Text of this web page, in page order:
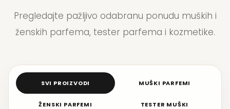
Pregledajte pažljivo odabranu ponudu muških i
ženskih parfema, tester parfema i kozmetike.
SVI PROIZVODI MUŠKI PARFEMI
ŽENSKI PARFEMI TESTER MUŠKI